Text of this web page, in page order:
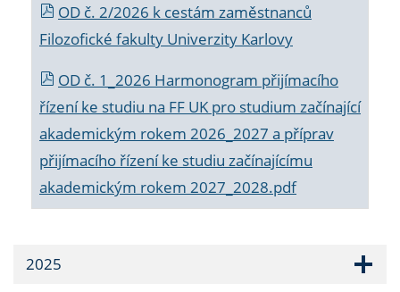
OD č. 2/2026 k cestám zaměstnanců
Filozofické fakulty Univerzity Karlovy
OD č. 1_2026 Harmonogram přijímacího
řízení ke studiu na FF UK pro studium začínající
akademickým rokem 2026_2027 a příprav
přijímacího řízení ke studiu začínajícímu
akademickým rokem 2027_2028.pdf
2025